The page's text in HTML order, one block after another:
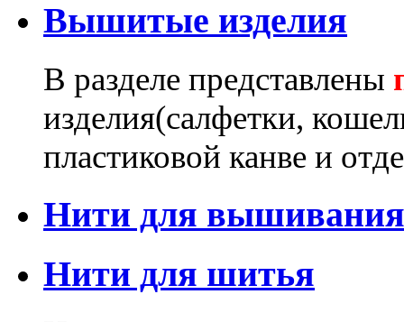
Вышитые изделия
В разделе представлены
изделия(салфетки,
пластиковой канве и
Нити для вышивания
Нити для шитья